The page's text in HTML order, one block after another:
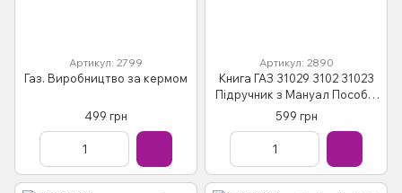
Артикул: 2799
Газ. Виробництво за кермом
499 грн
Артикул: 2890
Книга ГАЗ 31029 3102 31023
Підручник з Мануал Пособіє
По Ремонту Експлуатації ель
599 грн